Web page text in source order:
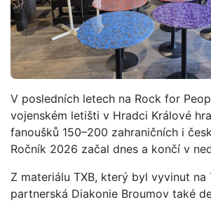
V posledních letech na Rock for
vojenském letišti v Hradci Králové
fanoušků 150–200 zahraničních i
Ročník 2026 začal dnes a končí v
Z materiálu TXB, který byl vyvinut na
partnerská Diakonie Broumov také